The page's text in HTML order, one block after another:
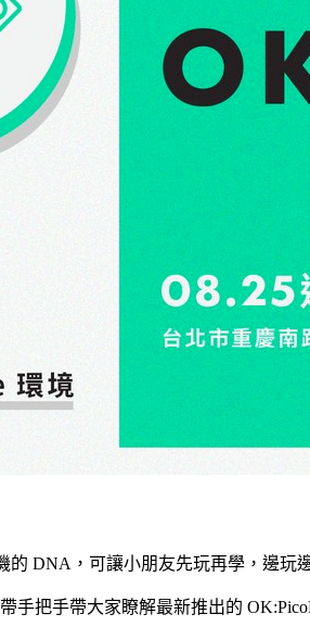
的 DNA，可讓小朋友先玩再學，邊玩
手把手帶大家瞭解最新推出的